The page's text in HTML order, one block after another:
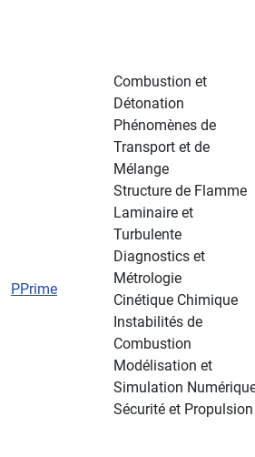
PPrime
Combustion et
Détonation
Phénomènes de
Transport et de
Mélange
Structure de Flamme
Laminaire et
Turbulente
Diagnostics et
Métrologie
Cinétique Chimique
Instabilités de
Combustion
Modélisation et
Simulation
Sécurité et Propulsion